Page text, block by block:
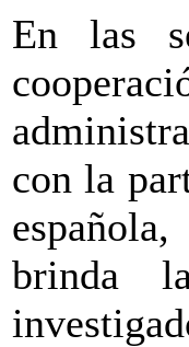
En las
con la
brinda